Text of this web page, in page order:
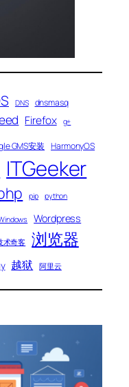
DNS dnsmasq
Firefox g+
GMS安装 HarmonyOS
ITGeeker
pip python
Wordpress
术奇客 浏览器
越狱 阿里云